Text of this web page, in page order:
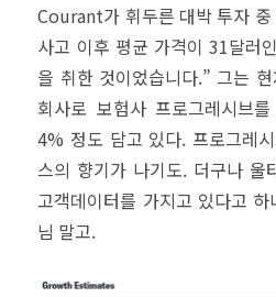
Courant가 휘두른 대박 투자
사고 이후 평균 가격이 31달러
을 취한 것이었습니다.” 그는
회사로 보험사 프로그레시브
4% 정도 담고 있다. 프로그레
스의 향기가 나기도. 더구나 울
고객데이터를 가지고 있다고
님 말고.